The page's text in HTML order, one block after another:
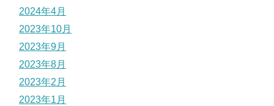
2024年4月
2023年10月
2023年9月
2023年8月
2023年2月
2023年1月